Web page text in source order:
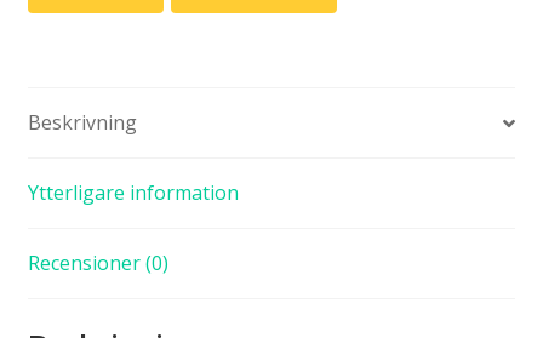
Beskrivning
Ytterligare information
Recensioner (0)